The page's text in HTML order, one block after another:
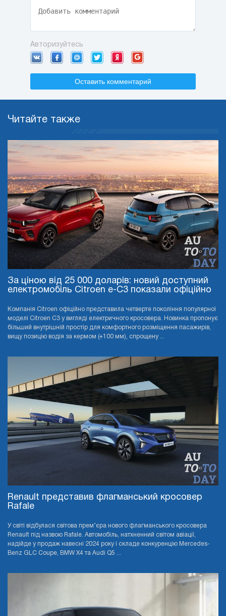
Авторизуйтесь
Оставить комментарий
Читайте также
За ціною від 25 000 доларів: новий доступний
електромобіль Citroen e-C3 показали офіційно
Компанія Citroen офіційно представила четверте покоління популярної
моделі Citroen C3 у вигляді електричного кросовера. Новинка пропонує
більший внутрішній простір для комфортного розміщення пасажирів,
вищу позицію водія за кермом (+100 мм), спрощену ...
Renault представив флагманський кросовер
Rafale
У світі відбулася світова прем’єра нового флагманського кросовера
Renault під назвою Rafale. Автомобіль, натхненний світом авіації,
надійде у продаж навесні 2024 року і складе конкуренцію Mercedes-
Benz GLC Coupe, BMW X4 та Audi Q5 ...